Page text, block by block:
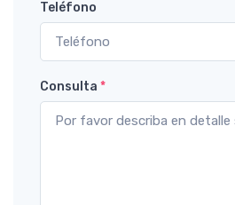
Teléfono
Consulta *